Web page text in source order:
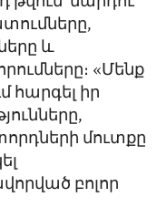
և
«Մենք
հարգել իր
մուտքը
բոլոր